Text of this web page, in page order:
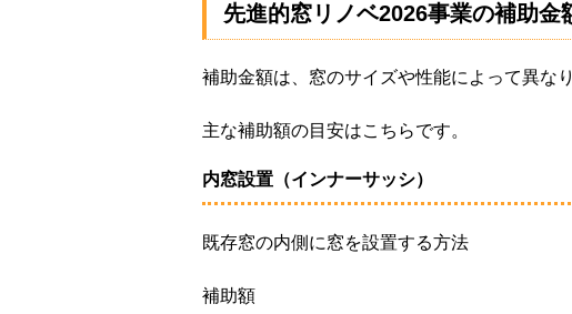
先進的窓リノベ2026事業の補助金
補助金額は、窓のサイズや性能によって異なり
主な補助額の目安はこちらです。
内窓設置（インナーサッシ）
既存窓の内側に窓を設置する方法
補助額